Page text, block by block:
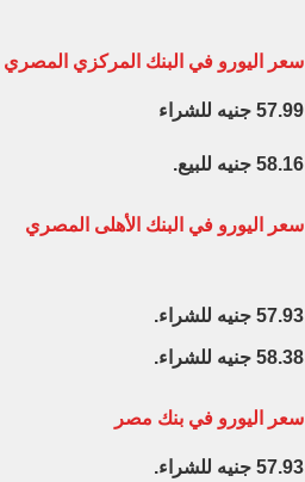
سعر اليورو في البنك المركزي المصري
57.99 جنيه للشراء
58.16 جنيه للبيع.
سعر اليورو في البنك الأهلى المصري
57.93 جنيه للشراء.
58.38 جنيه للشراء.
سعر اليورو في بنك مصر
57.93 جنيه للشراء.